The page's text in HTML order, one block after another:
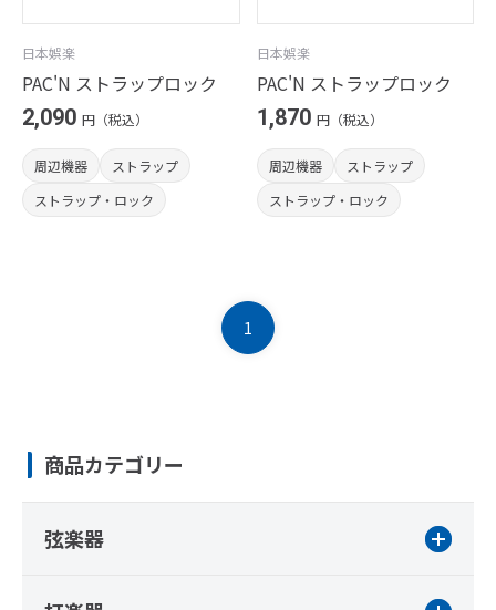
日本娯楽
PAC'N ストラップロック
2,090 円（税込）
周辺機器
ストラップ
ストラップ・ロック
日本娯楽
PAC'N ストラップロック
1,870 円（税込）
周辺機器
ストラップ
ストラップ・ロック
1
商品カテゴリー
弦楽器